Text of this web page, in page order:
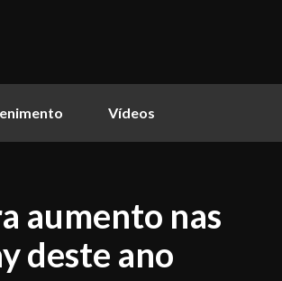
Vídeos
aumento nas
deste ano